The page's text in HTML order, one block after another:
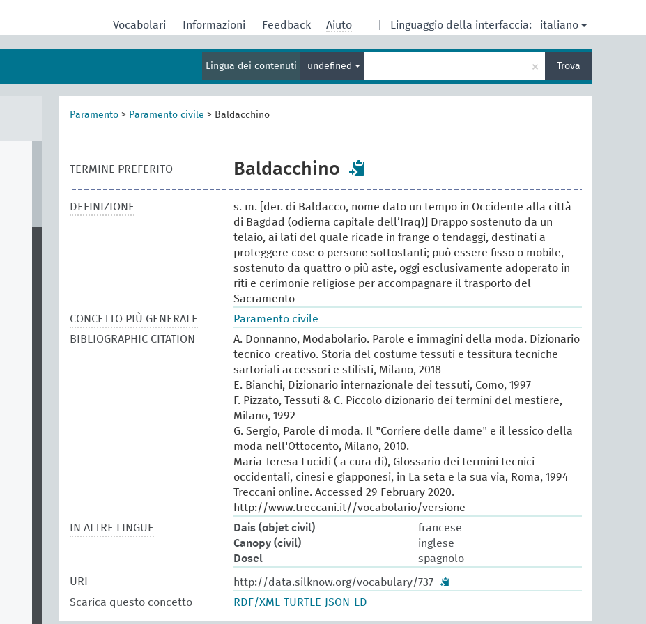
Linguaggio della interfaccia: italiano
Vocabolari Informazioni Feedback Aiuto
Lingua dei contenuti undefined
termine
per
× Trova
Paramento > Paramento civile > Baldacchino
TERMINE PREFERITO Baldacchino
DEFINIZIONE
s. m. [der. di Baldacco, nome dato un tempo in Occidente alla città
di Bagdad (odierna capitale dell’Iraq)] Drappo sostenuto da un
telaio, ai lati del quale ricade in frange o tendaggi, destinati a
proteggere cose o persone sottostanti; può essere fisso o mobile,
sostenuto da quattro o più aste, oggi esclusivamente adoperato in
riti e cerimonie religiose per accompagnare il trasporto del
Sacramento
CONCETTO PIÙ GENERALE
Paramento civile
BIBLIOGRAPHIC CITATION
A. Donnanno, Modabolario. Parole e immagini della moda. Dizionario
tecnico-creativo. Storia del costume tessuti e tessitura tecniche
sartoriali accessori e stilisti, Milano, 2018
E. Bianchi, Dizionario internazionale dei tessuti, Como, 1997
F. Pizzato, Tessuti & C. Piccolo dizionario dei termini del mestiere,
Milano, 1992
G. Sergio, Parole di moda. Il "Corriere delle dame" e il lessico della
moda nell'Ottocento, Milano, 2010.
Maria Teresa Lucidi ( a cura di), Glossario dei termini tecnici
occidentali, cinesi e giapponesi, in La seta e la sua via, Roma, 1994
Treccani online. Accessed 29 February 2020.
http://www.treccani.it//vocabolario/versione
IN ALTRE LINGUE
Dais (objet civil)
francese
Canopy (civil)
inglese
Dosel
spagnolo
URI
http://data.silknow.org/vocabulary/737
Scarica questo concetto
RDF/XML TURTLE JSON-LD